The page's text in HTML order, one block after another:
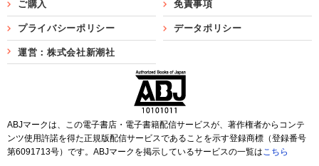
ご購入 免責事項
プライバシーポリシー データポリシー
運営：株式会社新潮社
ABJマークは、この電子書店・電子書籍配信サービスが、著作権者からコンテ
ンツ使用許諾を得た正規版配信サービスであることを示す登録商標（登録番号
第6091713号）です。ABJマークを掲示しているサービスの一覧はこちら